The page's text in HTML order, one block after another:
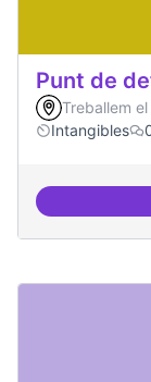
Punt de
Treballem
Intangibles